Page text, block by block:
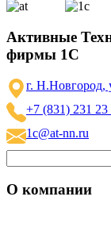
Активные
фирмы 1С
г. Н.Новгород,
+7 (831) 231 23
1c@at-nn.ru
О компании